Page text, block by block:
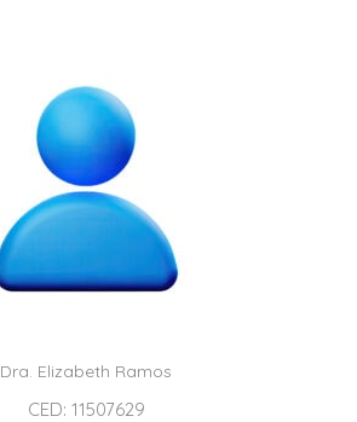
Dra. Elizabeth Ramos
CED: 11507629